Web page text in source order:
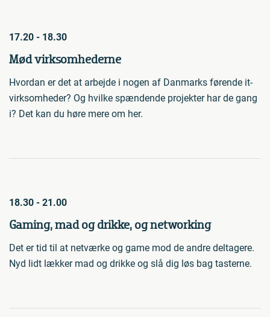
17.20 - 18.30
Mød virksomhederne
Hvordan er det at arbejde i nogen af Danmarks førende it-
virksomheder? Og hvilke spændende projekter har de gang
i? Det kan du høre mere om her.
18.30 - 21.00
Gaming, mad og drikke, og networking
Det er tid til at netværke og game mod de andre deltagere.
Nyd lidt lækker mad og drikke og slå dig løs bag tasterne.